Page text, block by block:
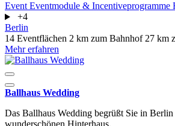
Event Eventmodule & Incentiveprogramme
+4
Berlin
14 Eventflächen 2 km zum Bahnhof 27 km
Mehr erfahren
Ballhaus Wedding
Das Ballhaus Wedding begrüßt Sie in